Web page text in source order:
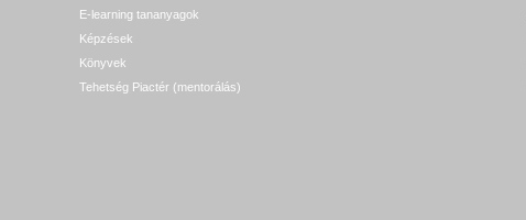
E-learning tananyagok
Képzések
Könyvek
Tehetség Piactér (mentorálás)